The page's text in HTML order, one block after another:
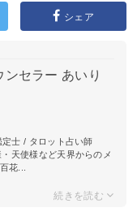
シェア
セラー あいり
士 / タロット占い師
天使様など天界からのメ
花...